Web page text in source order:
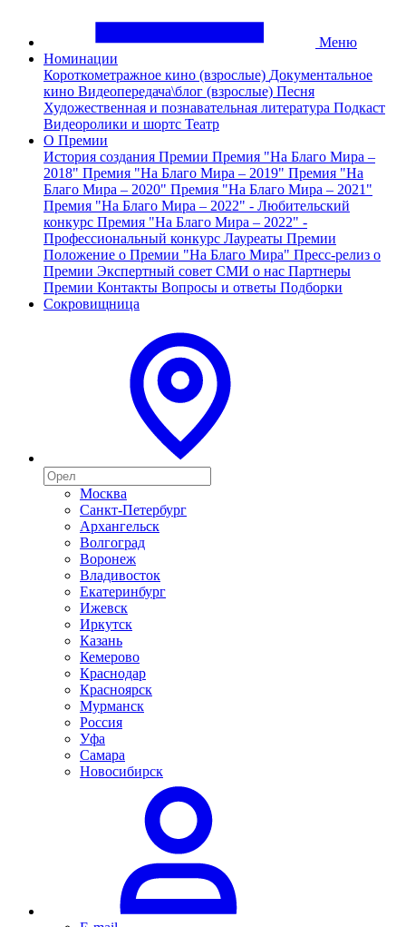
Меню
Номинации
Короткометражное кино (взрослые) Документальное
кино Видеопередача\блог (взрослые) Песня
Художественная и познавательная литература Подкаст
Видеоролики и шортс Театр
О Премии
История создания Премии Премия "На Благо Мира –
2018" Премия "На Благо Мира – 2019" Премия "На
Благо Мира – 2020" Премия "На Благо Мира – 2021"
Премия "На Благо Мира – 2022" - Любительский
конкурс Премия "На Благо Мира – 2022" -
Профессиональный конкурс Лауреаты Премии
Положение о Премии "На Благо Мира" Пресс-релиз о
Премии Экспертный совет СМИ о нас Партнеры
Премии Контакты Вопросы и ответы Подборки
Сокровищница
Москва
Санкт-Петербург
Архангельск
Волгоград
Воронеж
Владивосток
Екатеринбург
Ижевск
Иркутск
Казань
Кемерово
Краснодар
Красноярск
Мурманск
Россия
Уфа
Самара
Новосибирск